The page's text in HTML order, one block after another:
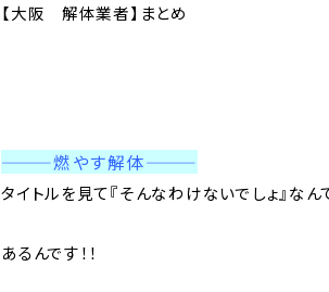
【大阪 解体業者】まとめ
———燃やす解体———
タイトルを見て『そんなわけないでしょ』なん
あるんです！！